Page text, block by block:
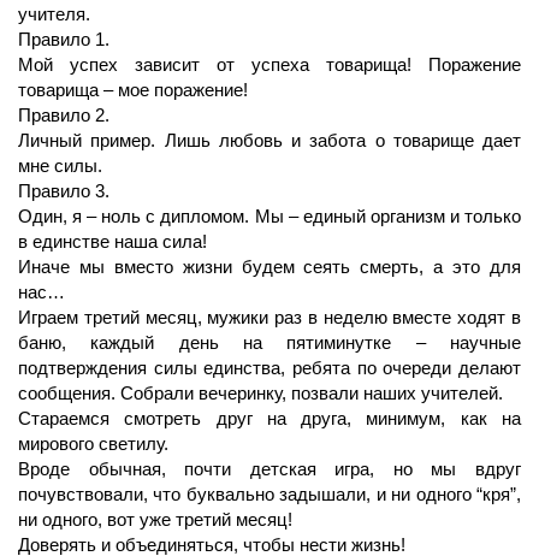
учителя.
Правило 1.
Мой успех зависит от успеха товарища! Поражение
товарища – мое поражение!
Правило 2.
Личный пример. Лишь любовь и забота о товарище дает
мне силы.
Правило 3.
Один, я – ноль с дипломом. Мы – единый организм и только
в единстве наша сила!
Иначе мы вместо жизни будем сеять смерть, а это для
нас…
Играем третий месяц, мужики раз в неделю вместе ходят в
баню, каждый день на пятиминутке – научные
подтверждения силы единства, ребята по очереди делают
сообщения. Собрали вечеринку, позвали наших учителей.
Стараемся смотреть друг на друга, минимум, как на
мирового светилу.
Вроде обычная, почти детская игра, но мы вдруг
почувствовали, что буквально задышали, и ни одного “кря”,
ни одного, вот уже третий месяц!
Доверять и объединяться, чтобы нести жизнь!